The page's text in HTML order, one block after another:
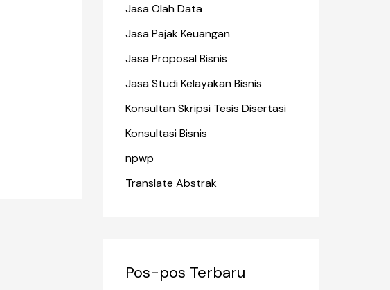
Jasa Olah Data
Jasa Pajak Keuangan
Jasa Proposal Bisnis
Jasa Studi Kelayakan Bisnis
Konsultan Skripsi Tesis Disertasi
Konsultasi Bisnis
npwp
Translate Abstrak
Pos-pos Terbaru